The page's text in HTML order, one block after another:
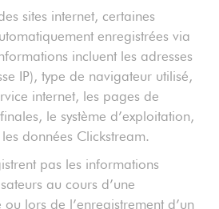
sites internet, certaines
enregistrées via
incluent les adresses
IP), type de navigateur utilisé,
internet, les pages de
le système d’exploitation,
données Clickstream.
pas les informations
au cours d’une
lors de l’enregistrement d’un